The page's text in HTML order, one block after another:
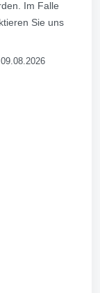
Im Falle
Sie uns